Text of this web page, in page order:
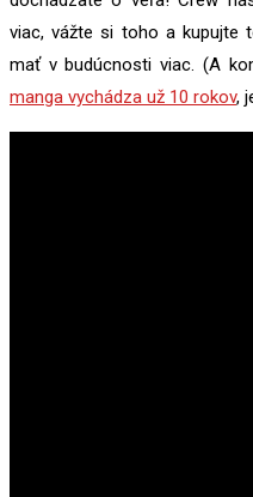
viac, vážte si toho a kupujte
mať v budúcnosti viac. (A
manga vychádza už 10 rokov,